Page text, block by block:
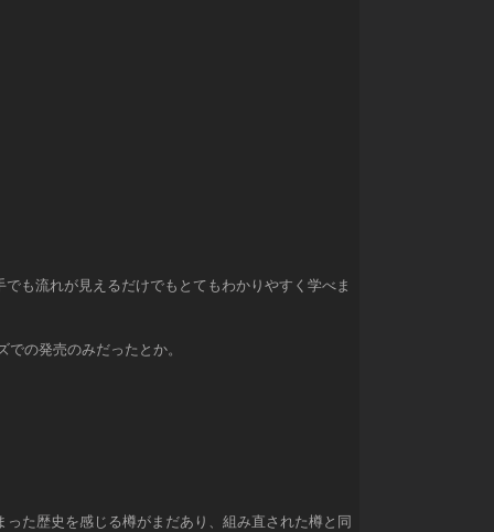
も流れが見えるだけでもとてもわかりやすく学べま
の発売のみだったとか。
た歴史を感じる樽がまだあり、組み直された樽と同